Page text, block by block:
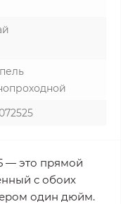
— это прямой
с обоих
один дюйм.